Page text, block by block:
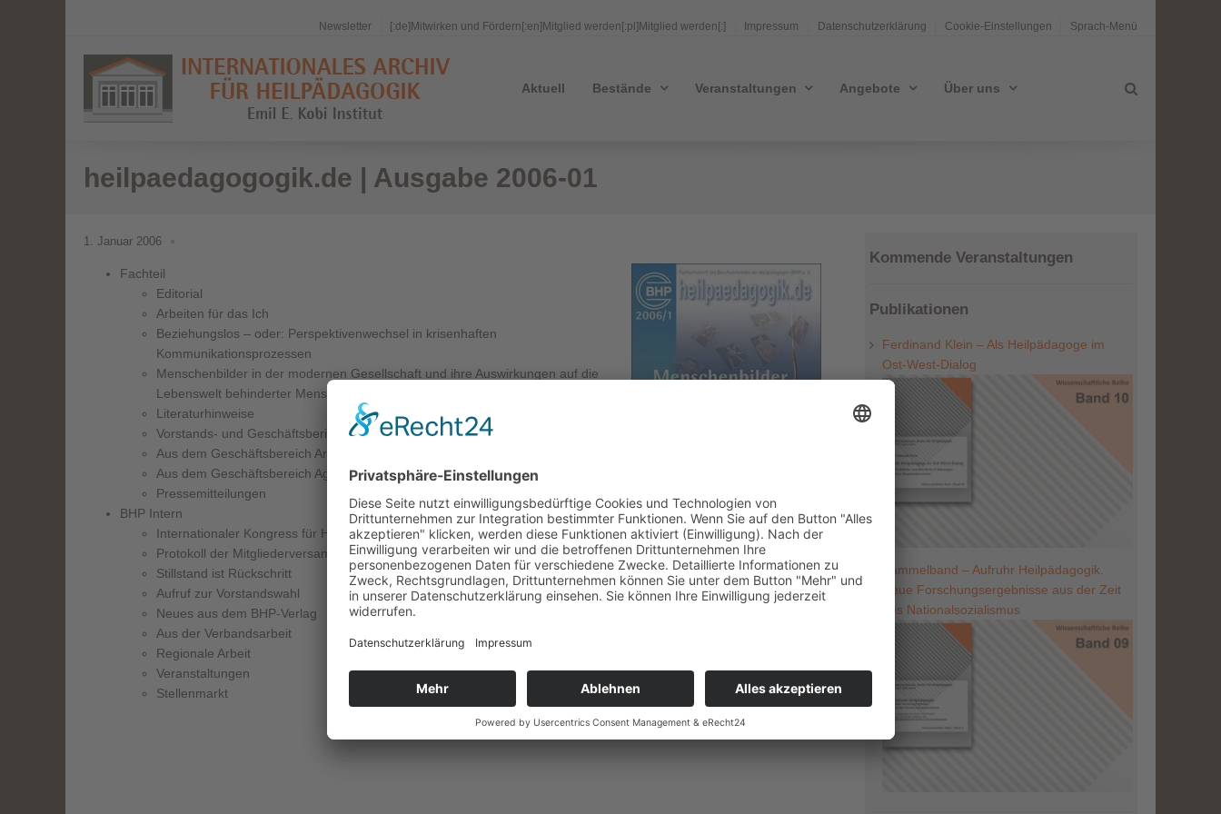
Newsletter [:de]Mitwirken und Fördern[:en]Mitglied werden[:pl]Mitglied werden[:] Impressum Datenschutzerklärung Cookie-Einstellungen Sprach-Menü
Aktuell Bestände Veranstaltungen Angebote Über uns
heilpaedagogogik.de | Ausgabe 2006-01
1. Januar 2006
Fachteil
Editorial
Arbeiten für das Ich
Beziehungslos – oder: Perspektivenwechsel in krisenhaften
Kommunikationsprozessen
Menschenbilder in der modernen Gesellschaft und ihre Auswirkungen auf die
Lebenswelt behinderter Menschen
Literaturhinweise
Vorstands- und Geschäftsbericht – Dez. 2004 bis Nov. 2005
Aus dem Geschäftsbereich Arbeits-, Sozial- und Tarifrecht
Aus dem Geschäftsbereich Agentur für Selbständige im BHP
Pressemitteilungen
BHP Intern
Internationaler Kongress für Heilpädagogik in Ulm
Protokoll der Mitgliederversammlung vom 18. November 2005 in Ulm
Stillstand ist Rückschritt
Aufruf zur Vorstandswahl
Neues aus dem BHP-Verlag
Aus der Verbandsarbeit
Regionale Arbeit
Veranstaltungen
Stellenmarkt
Kommende Veranstaltungen
Publikationen
Ferdinand Klein – Als Heilpädagoge im
Ost-West-Dialog
Sammelband – Aufruhr Heilpädagogik.
Neue Forschungsergebnisse aus der Zeit
des Nationalsozialismus